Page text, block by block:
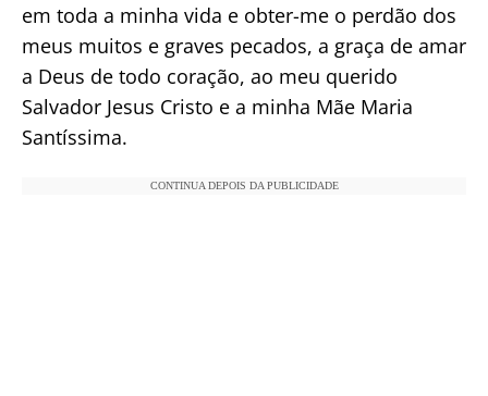
em toda a minha vida e obter-me o perdão dos
meus muitos e graves pecados, a graça de amar
a Deus de todo coração, ao meu querido
Salvador Jesus Cristo e a minha Mãe Maria
Santíssima.
CONTINUA DEPOIS DA PUBLICIDADE